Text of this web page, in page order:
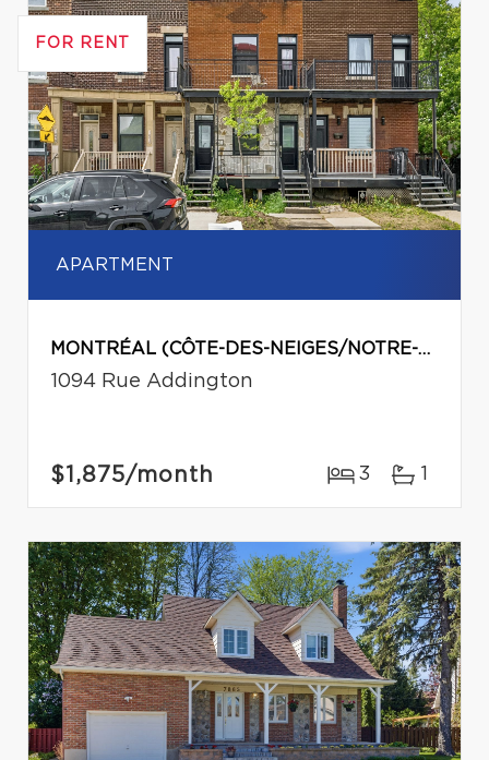
FOR RENT
APARTMENT
MONTRÉAL (CÔTE-DES-NEIGES/NOTRE-DAME-DE-GRÂCE)
1094 Rue Addington
$1,875/month 3 1